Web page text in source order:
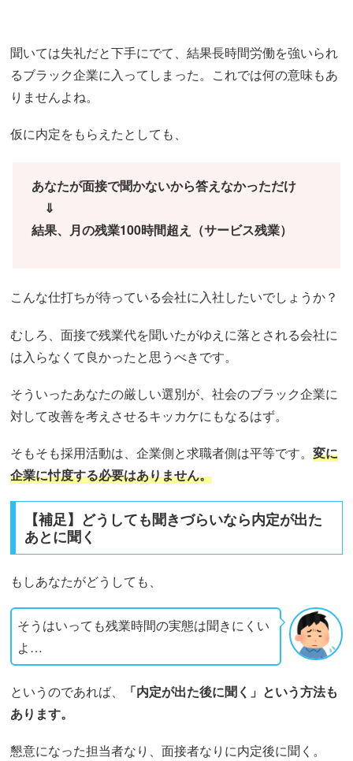
聞いては失礼だと下手にでて、結果長時間労働を強いられ
るブラック企業に入ってしまった。これでは何の意味もあ
りませんよね。
仮に内定をもらえたとしても、
あなたが面接で聞かないから答えなかっただけ
⇓
結果、月の残業100時間超え（サービス残業）
こんな仕打ちが待っている会社に入社したいでしょうか？
むしろ、面接で残業代を聞いたがゆえに落とされる会社に
は入らなくて良かったと思うべきです。
そういったあなたの厳しい選別が、社会のブラック企業に
対して改善を考えさせるキッカケにもなるはず。
そもそも採用活動は、企業側と求職者側は平等です。変に
企業に忖度する必要はありません。
【補足】どうしても聞きづらいなら内定が出た
あとに聞く
もしあなたがどうしても、
そうはいっても残業時間の実態は聞きにくい
よ…
というのであれば、
「内定が出た後に聞く」という方法も
あります。
懇意になった担当者なり、面接者なりに内定後に聞く。